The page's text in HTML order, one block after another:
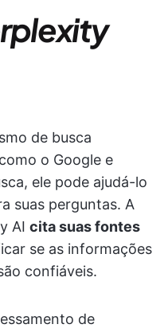
de busca
o Google e
ele pode ajudá-lo
suas perguntas. A
AI cita suas fontes
se as informações
confiáveis.
de